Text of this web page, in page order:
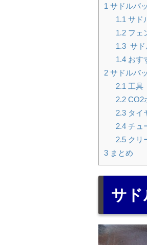
1 サドルバ
1.1 サド
1.2フェ
1.3サド
1.4おす
2 サドルバ
2.1 工具
2.2CO2
2.3タイ
2.4チュ
2.5クリ
3 まとめ
サド